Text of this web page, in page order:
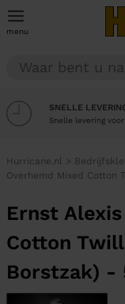
menu
SNELLE
Snelle levering voor
Hurricane.nl >
Overhemd Mixed Cotton
Ernst
Cotton
Borstzak) -